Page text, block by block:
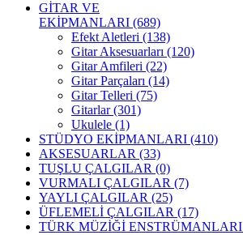
GİTAR VE
EKİPMANLARI (689)
Efekt Aletleri (138)
Gitar Aksesuarları (120)
Gitar Amfileri (22)
Gitar Parçaları (14)
Gitar Telleri (75)
Gitarlar(301)
Ukulele (1)
STÜDYO EKİPMANLARI (410)
AKSESUARLAR (33)
TUŞLU ÇALGILAR (0)
VURMALI ÇALGILAR (7)
YAYLI ÇALGILAR (25)
ÜFLEMELİ ÇALGILAR (17)
TÜRK MÜZİĞİ ENSTRÜMANLARI